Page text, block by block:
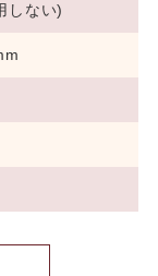
しない)